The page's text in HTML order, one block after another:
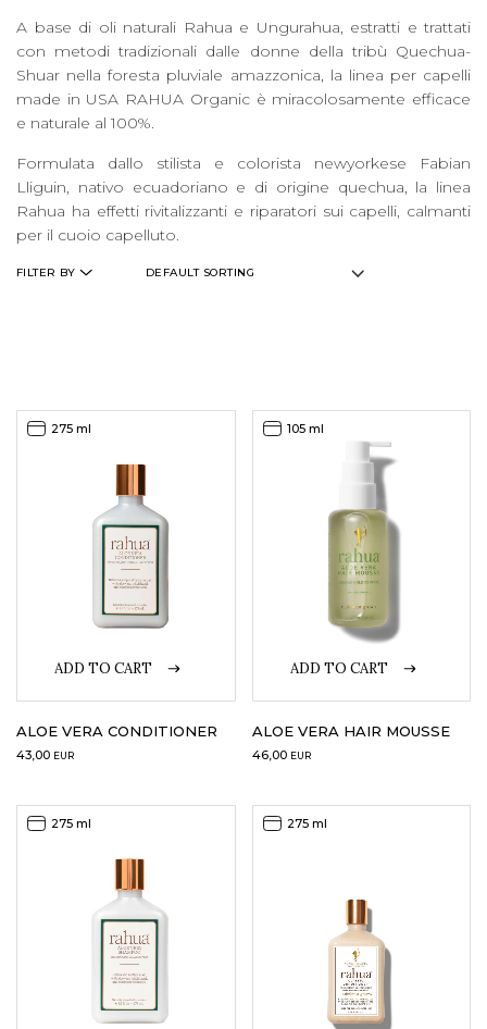
ENG
A base di oli naturali Rahua e Ungurahua, estratti e trattati
con metodi tradizionali dalle donne della tribù Quechua-
Shuar nella foresta pluviale amazzonica, la linea per capelli
made in USA RAHUA Organic è miracolosamente efficace
e naturale al 100%.
Formulata dallo stilista e colorista newyorkese Fabian
Lliguin, nativo ecuadoriano e di origine quechua, la linea
Rahua ha effetti rivitalizzanti e riparatori sui capelli, calmanti
per il cuoio capelluto.
FILTER BY
ADD TO CART
275 ml
ALOE VERA CONDITIONER
43,00 EUR
ADD TO CART
105 ml
ALOE VERA HAIR MOUSSE
46,00 EUR
275 ml 275 ml